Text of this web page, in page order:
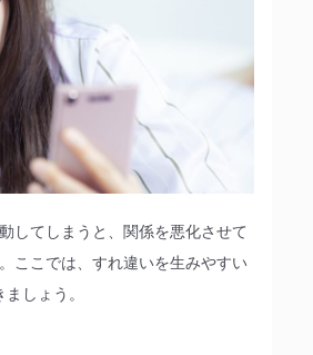
してしまうと、関係を悪化させて
ここでは、すれ違いを生みやすい
しょう。